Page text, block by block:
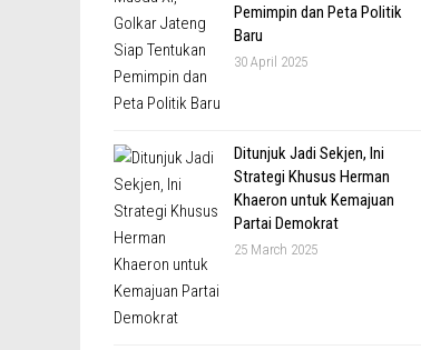
Pemimpin dan Peta Politik
Baru
30 April 2025
Ditunjuk Jadi Sekjen, Ini
Strategi Khusus Herman
Khaeron untuk Kemajuan
Partai Demokrat
25 March 2025